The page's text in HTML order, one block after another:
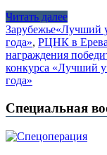
Читать далее
Зарубежье«Лучший
года», РЦНК в
награждения
конкурса «Лучший
года»
Специальная